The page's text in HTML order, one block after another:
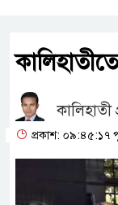
কালিহাতী
প্রকাশ: ০৯:৪৫:১৭